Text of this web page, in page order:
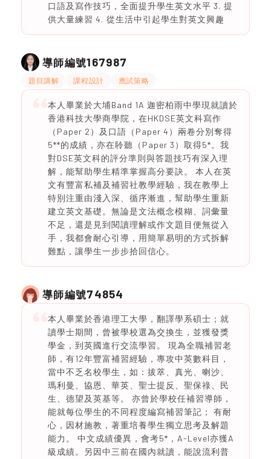
口語及寫作技巧，全面提升學生英文水平 3. ⁠提
供大量練習 4. ⁠從生活中引起學生對英文興趣
導師編號167987
題目講解 課程設計 應試策略
本人畢業於大埔Band 1A 迦密柏雨中學現就讀於
香港科技大學商學院，在HKDSE英文科寫作
（Paper 2）及口語（Paper 4）兩卷分別奪得
5**的成績，亦在聆聽（Paper 3）取得5*。我
對DSE英文科的評分準則與答題技巧有深入理
解，能幫助學生精準掌握高分要訣。 本人在英
文有豐富私補及補習社教學經驗，我在教學上
特別注重由淺入深、循序漸進，幫助學生重新
建立英文基礎。無論是文法概念模糊、詞彙量
不足，還是見到閱讀理解或作文題目便無從入
手，我都會耐心引導，用簡單易明的方式拆解
難點，讓學生一步步拾回信心。
導師編號74854
本人畢業於香港理工大學，翻譯學系碩士；就
讀學士期間，曾被學校選為交換生，並獲發獎
學金，到英國進行交流學習。 現為全職補習老
師，有12年豐富補習經驗，專攻中英數科目，
當中不乏名校學生，如：拔萃、真光、喇沙、
瑪利曼、協恩、華英、聖士提反、聖保祿、民
生、德望及英基等。 亦曾於學校任補習導師，
能就每位學生的不同程度編寫補習筆記； 有耐
心，因材施教，著重培養學生獨立思考及解題
能力。 中文成績優異，會考5*，A-Level亦獲A
級成績。另因中三前在國內就讀，能說流利普